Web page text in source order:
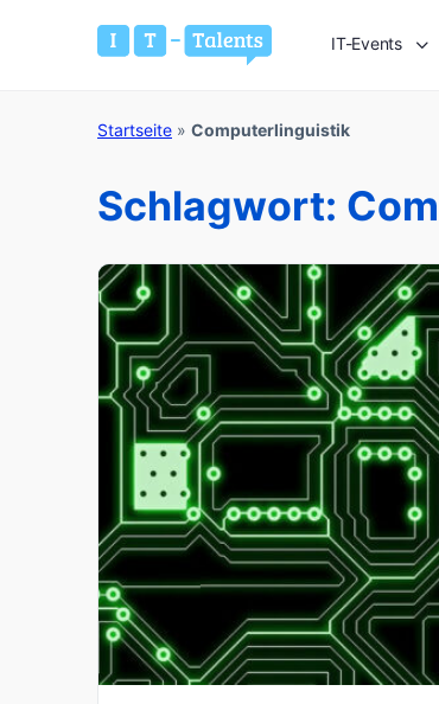
IT-Events
Startseite » Computerlinguistik
Schlagwort: